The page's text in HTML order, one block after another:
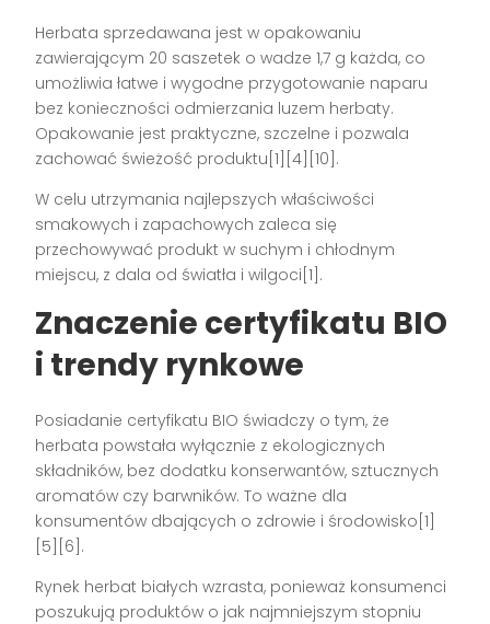
Herbata sprzedawana jest w opakowaniu
zawierającym 20 saszetek o wadze 1,7 g każda, co
umożliwia łatwe i wygodne przygotowanie naparu
bez konieczności odmierzania luzem herbaty.
Opakowanie jest praktyczne, szczelne i pozwala
zachować świeżość produktu[1][4][10].
W celu utrzymania najlepszych właściwości
smakowych i zapachowych zaleca się
przechowywać produkt w suchym i chłodnym
miejscu, z dala od światła i wilgoci[1].
Znaczenie certyfikatu BIO
i trendy rynkowe
Posiadanie certyfikatu BIO świadczy o tym, że
herbata powstała wyłącznie z ekologicznych
składników, bez dodatku konserwantów, sztucznych
aromatów czy barwników. To ważne dla
konsumentów dbających o zdrowie i środowisko[1]
[5][6].
Rynek herbat białych wzrasta, ponieważ konsumenci
poszukują produktów o jak najmniejszym stopniu